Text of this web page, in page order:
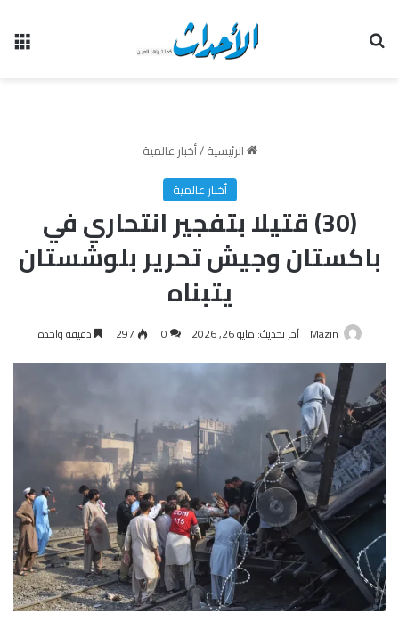
الرئيسية/أخبار عالمية
أخبار عالمية
(30) قتيلا بتفجير انتحاري في
باكستان وجيش تحرير بلوشستان
يتبناه
Mazin آخر تحديث: مايو 26, 2026 0
297 دقيقة واحدة